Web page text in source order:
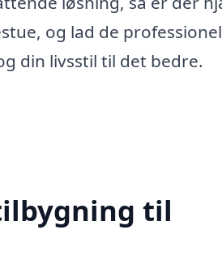
og lad de
din livsstil til det bedre.
til